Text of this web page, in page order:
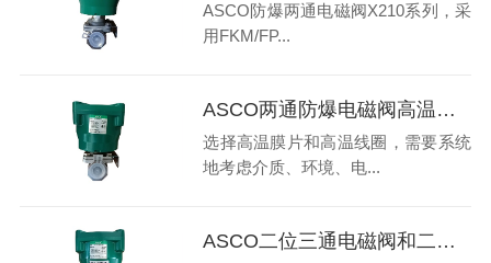
ASCO防爆两通电磁阀X210系列，采
用FKM/FP...
ASCO两通防爆电磁阀高温膜片和高温线圈怎样选择
选择高温膜片和高温线圈，需要系统
地考虑介质、环境、电...
ASCO二位三通电磁阀和二位四通电磁阀的区别是什么